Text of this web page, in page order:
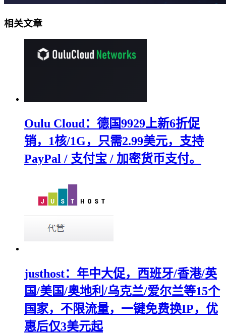
相关文章
Oulu Cloud：德国9929上新6折促
销，1核/1G，只需2.99美元，支持
PayPal / 支付宝 / 加密货币支付。
justhost：年中大促，西班牙/香港/英
国/美国/奥地利/乌克兰/爱尔兰等15个
国家，不限流量，一键免费换IP，优
惠后仅3美元起